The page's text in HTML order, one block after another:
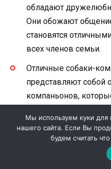
обладают
Они обожают
становятся
всех членов семьи.
Отличные собаки-
представляют собой
компаньонов,
приспосабливаются
адаптируются к
Мы используем куки для
нашего сайта. Если Вы
будем считать